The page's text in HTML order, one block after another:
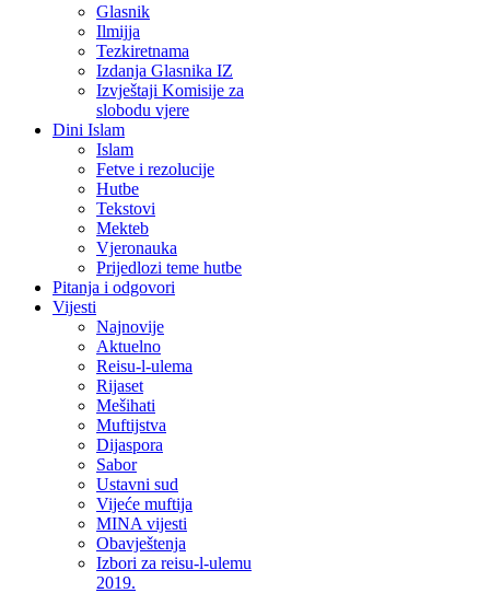
Glasnik
Ilmijja
Tezkiretnama
Izdanja Glasnika IZ
Izvještaji Komisije za
slobodu vjere
Dini Islam
Islam
Fetve i rezolucije
Hutbe
Tekstovi
Mekteb
Vjeronauka
Prijedlozi teme hutbe
Pitanja i odgovori
Vijesti
Najnovije
Aktuelno
Reisu-l-ulema
Rijaset
Mešihati
Muftijstva
Dijaspora
Sabor
Ustavni sud
Vijeće muftija
MINA vijesti
Obavještenja
Izbori za reisu-l-ulemu
2019.